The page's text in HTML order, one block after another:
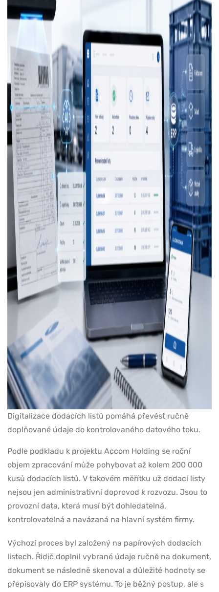
Digitalizace dodacích listů pomáhá převést ručně
doplňované údaje do kontrolovaného datového toku.
Podle podkladu k projektu Accom Holding se roční
objem zpracování může pohybovat až kolem 200 000
kusů dodacích listů. V takovém měřítku už dodací listy
nejsou jen administrativní doprovod k rozvozu. Jsou to
provozní data, která musí být dohledatelná,
kontrolovatelná a navázaná na hlavní systém firmy.
Výchozí proces byl založený na papírových dodacích
listech. Řidič doplnil vybrané údaje ručně na dokument,
dokument se následně skenoval a důležité hodnoty se
přepisovaly do ERP systému. To je běžný postup, ale s